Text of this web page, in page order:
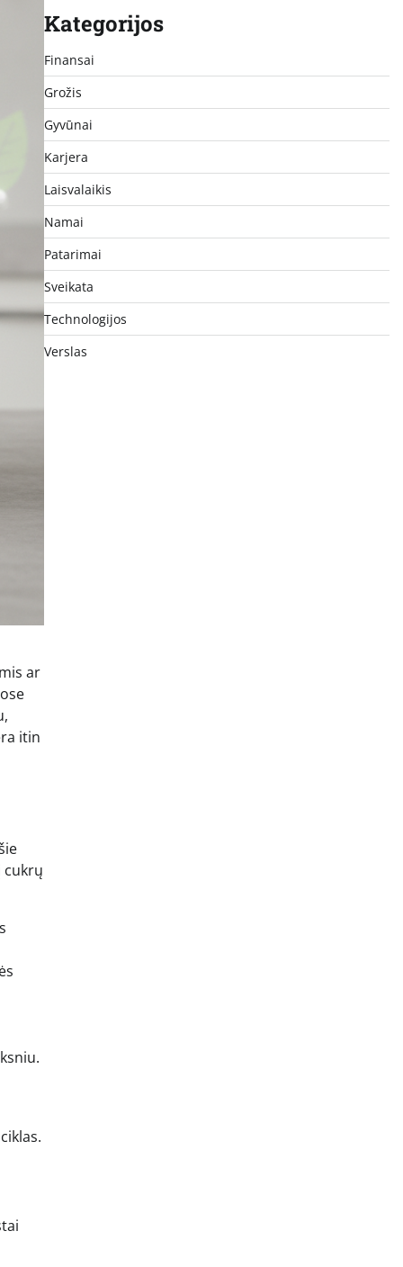
ar
itin
cukrų
Kategorijos
Finansai
Grožis
Gyvūnai
Karjera
Laisvalaikis
Namai
Patarimai
Sveikata
Technologijos
Verslas